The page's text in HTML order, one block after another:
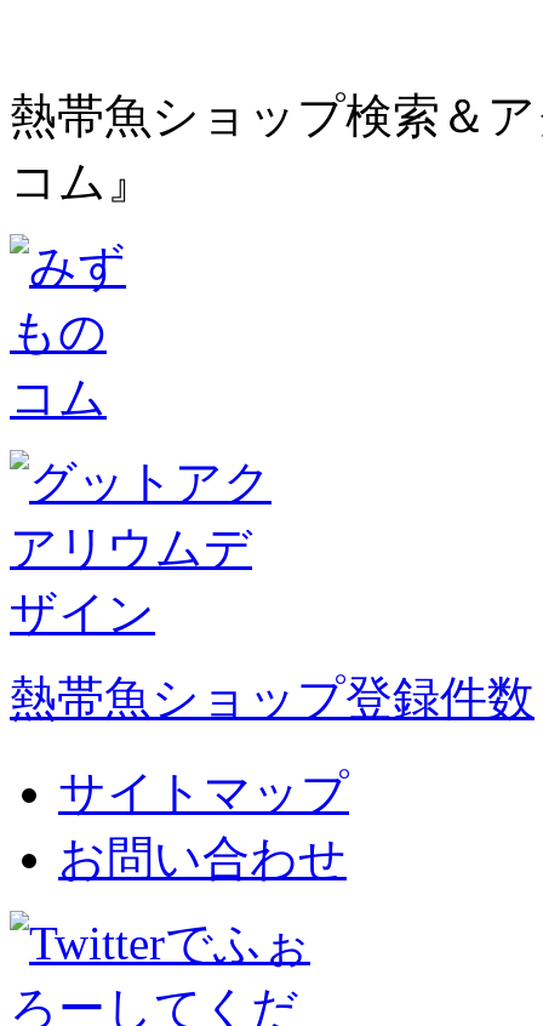
熱帯魚ショップ検索＆
コム』
熱帯魚ショップ登録件数
サイトマップ
お問い合わせ